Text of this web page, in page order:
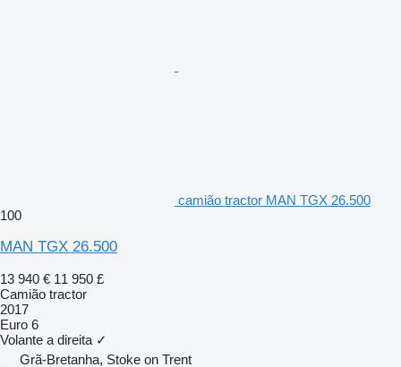
camião tractor MAN TGX 26.500
100
MAN TGX 26.500
13 940 € 11 950 £
Camião tractor
2017
Euro 6
Volante a direita ✓
Grã-Bretanha, Stoke on Trent